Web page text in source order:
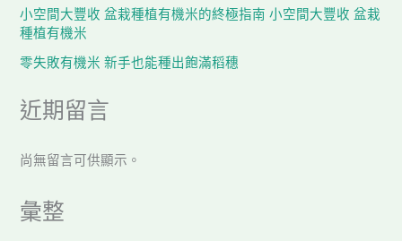
小空間大豐收 盆栽種植有機米的終極指南 小空間大豐收 盆栽
種植有機米
零失敗有機米 新手也能種出飽滿稻穗
近期留言
尚無留言可供顯示。
彙整